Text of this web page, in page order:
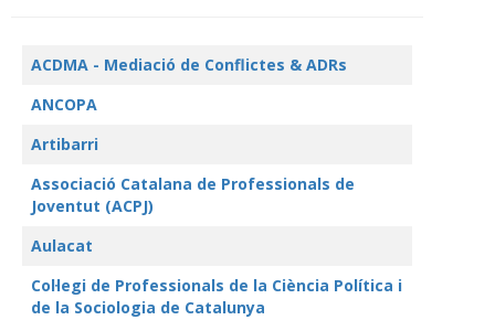
ACDMA - Mediació de Conflictes & ADRs
ANCOPA
Artibarri
Associació Catalana de Professionals de
Joventut (ACPJ)
Aulacat
Col·legi de Professionals de la Ciència Política i
de la Sociologia de Catalunya